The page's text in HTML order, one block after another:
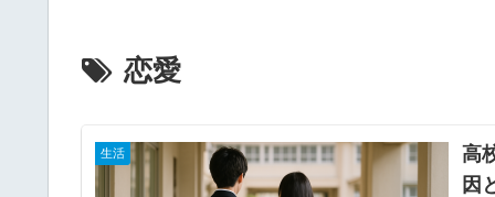
恋愛
生活
高
因